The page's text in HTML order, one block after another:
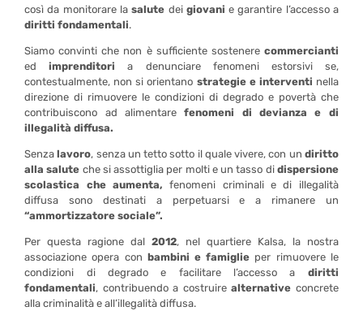
così da monitorare lasalute dei giovani e garantire l’accesso a
diritti fondamentali.
Siamo convinti che non è sufficiente sostenere commercianti
edimprenditori a denunciare fenomeni estorsivi se,
contestualmente, non si orientano strategie e interventi nella
direzione di rimuovere le condizioni di degrado e povertà che
contribuiscono ad alimentarefenomeni di devianza e di
illegalità diffusa.
Senzalavoro, senza un tetto sotto il quale vivere, con un diritto
alla salute che si assottiglia per molti e un tasso di dispersione
scolastica che aumenta, fenomeni criminali e di illegalità
diffusa sono destinati a perpetuarsi e a rimanere un
“ammortizzatore sociale”.
Per questa ragione dal2012, nel quartiere Kalsa, la nostra
associazione opera con bambini e famiglie per rimuovere le
condizioni di degrado e facilitare l’accesso a diritti
fondamentali, contribuendo a costruirealternative concrete
alla criminalità e all’illegalità diffusa.